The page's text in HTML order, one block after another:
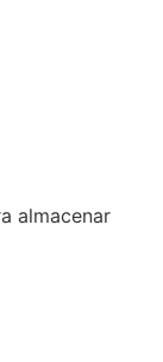
almacenar